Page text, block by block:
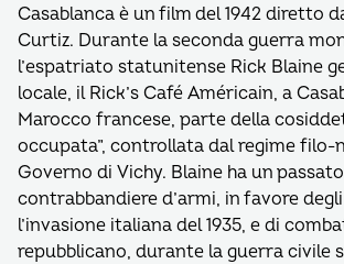
Casablanca è un film del 1942 diretto
Curtiz. Durante la seconda guerra
l’espatriato statunitense Rick Blaine
locale, il Rick’s Café Américain, a
Marocco francese, parte della
occupata”, controllata dal regime filo-
Governo di Vichy. Blaine ha un
contrabbandiere d’armi, in favore
l’invasione italiana del 1935, e di
repubblicano, durante la guerra civile